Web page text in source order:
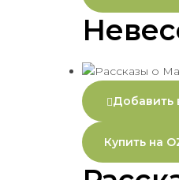
Добавить
Купить на